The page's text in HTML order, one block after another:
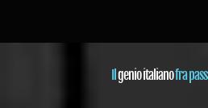
genio italianofra